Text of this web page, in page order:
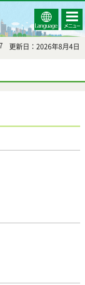
Select
Language
コンテ
ンツメ
ニュー
更新日：2026年8月4日